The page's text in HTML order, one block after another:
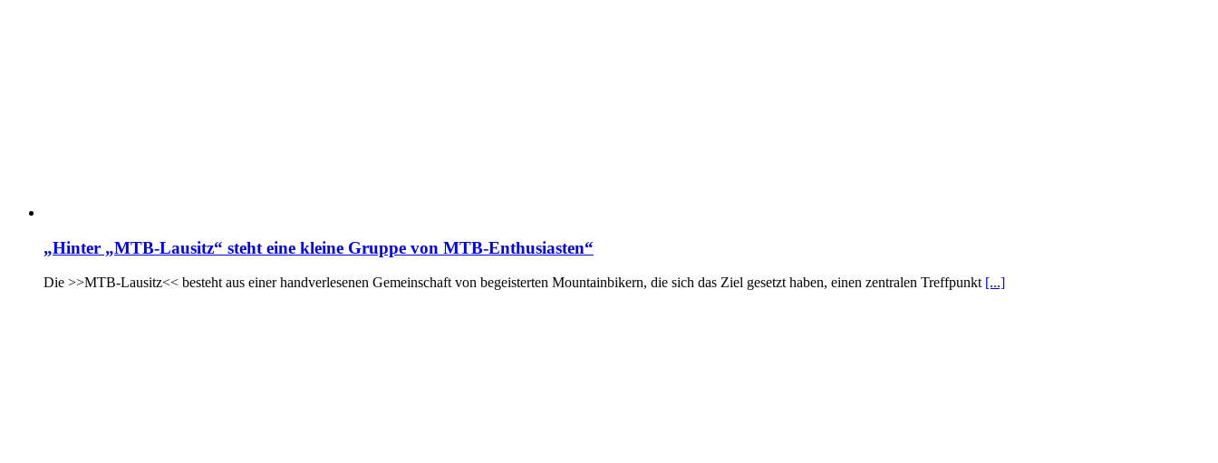
„Hinter „MTB-Lausitz“ steht eine kleine Gruppe von MTB-Enthusiasten“
Die >>MTB-Lausitz<< besteht aus einer handverlesenen Gemeinschaft von begeisterten Mountainbikern, die sich das Ziel gesetzt haben, einen zentralen Treffpunkt [...]